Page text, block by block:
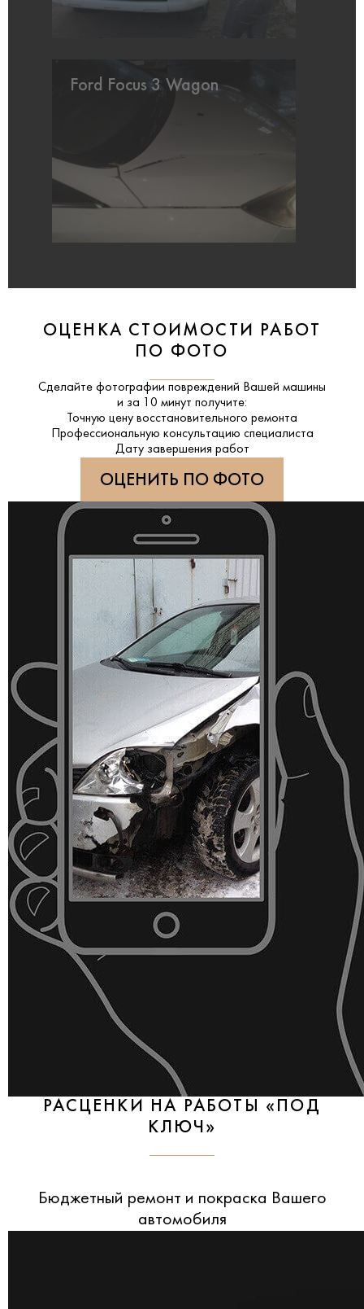
Ford Focus 3 Wagon
ОЦЕНКА СТОИМОСТИ РАБОТ
ПО ФОТО
Сделайте фотографии повреждений Вашей машины
и за
10 минут получите:
Точную цену восстановительного ремонта
Профессиональную консультацию специалиста
Дату завершения работ
ОЦЕНИТЬ ПО ФОТО
РАСЦЕНКИ НА РАБОТЫ «ПОД
КЛЮЧ»
Бюджетный ремонт и покраска Вашего
автомобиля